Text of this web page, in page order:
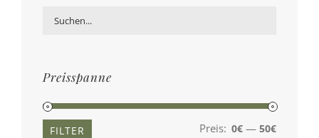
Preisspanne
Min.
Max.
FILTER Preis: 0€ — 50€